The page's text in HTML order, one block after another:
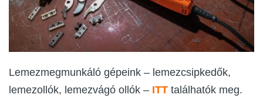
Lemezmegmunkáló gépeink – lemezcsipkedők,
lemezollók, lemezvágó ollók – ITT találhatók meg.